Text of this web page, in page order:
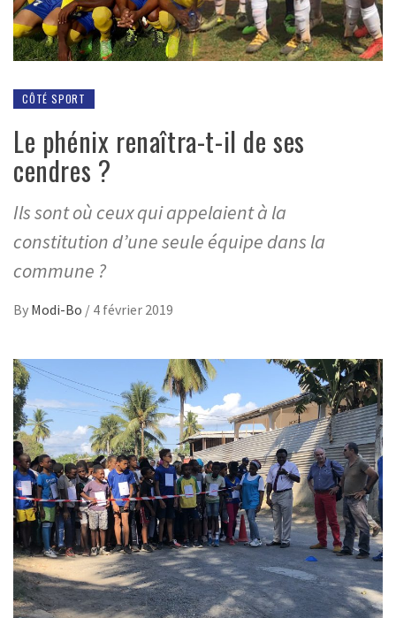
CÔTÉ SPORT
Le phénix renaîtra-t-il de ses
cendres ?
Ils sont où ceux qui appelaient à la
constitution d’une seule équipe dans la
commune ?
By Modi-Bo / 4 février 2019